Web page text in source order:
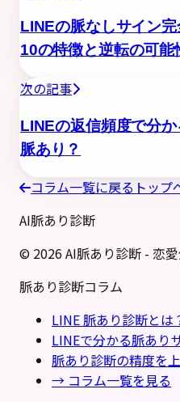
LINEの脈なしサイン
10の特徴と逆転の可能
次の記事
LINEの返信頻度で分
脈あり？
コラム一覧に戻る トッ
AI脈あり診断
© 2026AI脈あり診断 - 恋
脈あり診断コラム
LINE 脈あり診断とは
LINEで分かる脈あり
脈あり診断の精度を
→ コラム一覧を見る